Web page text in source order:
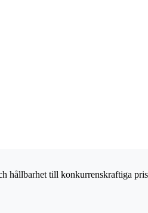
hållbarhet till konkurrenskraftiga